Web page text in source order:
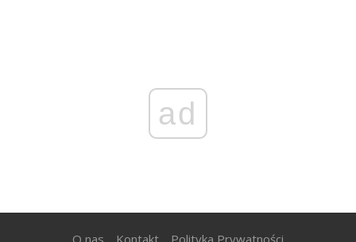
ad
O nas Kontakt Polityka Prywatności